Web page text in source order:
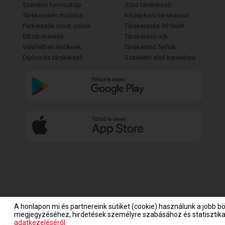
Szerelmi horoszkóp
Társkeresés mobilon
Párkeresők most online
Elit társkereső
Válófélben lévőknek
Diplomás társkereső
30as társkereső
Középkorú társkereső
Társkeresés 50 felett
Társkereső nők
Társkereső férfiak
Szerelem első keresésre
A honlapon mi és partnereink sütiket (cookie) használunk a jobb
megjegyzéséhez, hirdetések személyre szabásához és
adatkezeléséről